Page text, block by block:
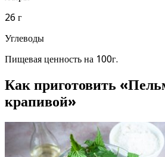
26 г
Углеводы
Пищевая ценность на 100г.
Как приготовить
крапивой»